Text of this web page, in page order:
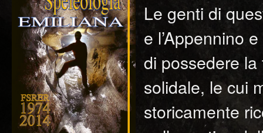
Le genti di
e l’Appennino
di possedere
solidale, le cui
storicamente